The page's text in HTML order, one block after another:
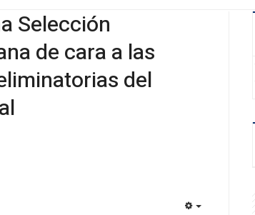
Selección
de cara a las
del